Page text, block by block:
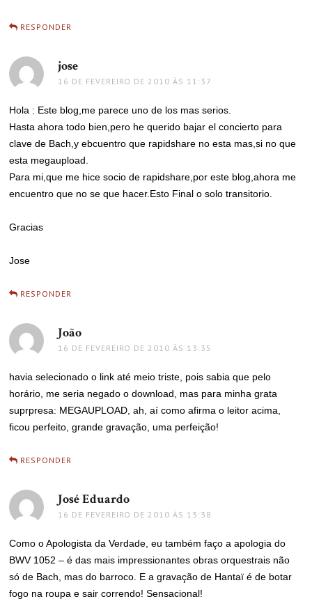
RESPONDER
jose
16 DE FEVEREIRO DE 2010 ÀS 11:37
Hola : Este blog,me parece uno de los mas serios.
Hasta ahora todo bien,pero he querido bajar el concierto para
clave de Bach,y ebcuentro que rapidshare no esta mas,si no que
esta megaupload.
Para mi,que me hice socio de rapidshare,por este blog,ahora me
encuentro que no se que hacer.Esto Final o solo transitorio.
Gracias
Jose
RESPONDER
João
16 DE FEVEREIRO DE 2010 ÀS 13:35
havia selecionado o link até meio triste, pois sabia que pelo
horário, me seria negado o download, mas para minha grata
suprpresa: MEGAUPLOAD, ah, aí como afirma o leitor acima,
ficou perfeito, grande gravação, uma perfeição!
RESPONDER
José Eduardo
16 DE FEVEREIRO DE 2010 ÀS 13:38
Como o Apologista da Verdade, eu também faço a apologia do
BWV 1052 – é das mais impressionantes obras orquestrais não
só de Bach, mas do barroco. E a gravação de Hantaï é de botar
fogo na roupa e sair correndo! Sensacional!